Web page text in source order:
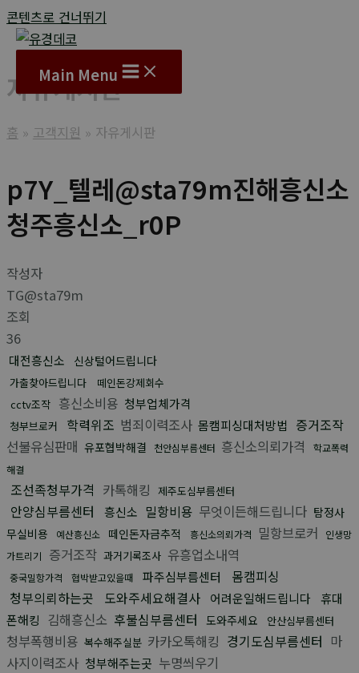
콘텐츠로 건너뛰기
Main Menu
자유게시판
홈 고객지원 자유게시판
p7Y_텔레@sta79m진해흥신소
청주흥신소_r0P
작성자
TG@sta79m
조회
36
대전흥신소 신상털어드립니다
가출찾아드립니다
떼인돈강제회수
cctv조작 흥신소비용 청부업체가격
청부브로커 학력위조 범죄이력조사 몸캠피싱대처방법
증거조작
선불유심판매 유포협박해결 천안심부름센터 흥신소의뢰가격
학교폭력
해결
조선족청부가격 카톡해킹 제주도심부름센터
안양심부름센터 흥신소 밀항비용 무엇이든해드립니다 탐정사
무실비용
예산흥신소 떼인돈자금추적 흥신소의뢰가격 밀항브로커
인생망
가트리기
증거조작 과거기록조사 유흥업소내역
중국밀항가격 협박받고있을때 파주심부름센터
몸캠피싱
청부의뢰하는곳
도와주세요해결사 어려운일해드립니다
휴대
폰해킹 김해흥신소 후불심부름센터 도와주세요 안산심부름센터
청부폭행비용 복수해주실분 카카오톡해킹 경기도심부름센터 마
사지이력조사 청부해주는곳 누명씌우기